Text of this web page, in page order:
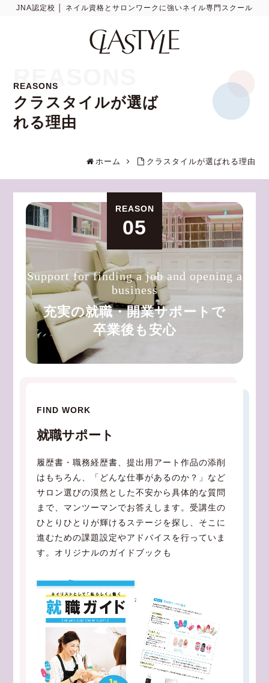
JNA認定校 │ ネイル資格とサロンワークに強いネイル専門スクール
REASONS
クラスタイルが選ば
れる理由
REASONS
ホーム クラスタイルが選ばれる理由
REASON
05
Support for finding a job and opening a
business
充実の就職・開業サポートで
卒業後も安心
FIND WORK
就職サポート
履歴書・職務経歴書、提出用アート作品の添削
はもちろん、「どんな仕事があるのか？」など
サロン選びの漠然とした不安から具体的な質問
まで、マンツーマンでお答えします。受講生の
ひとりひとりが輝けるステージを探し、そこに
進むための課題設定やアドバイスを行っていま
す。オリジナルのガイドブックも